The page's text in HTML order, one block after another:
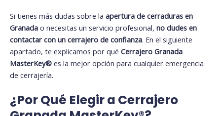
Si tienes más dudas sobre la apertura de cerraduras en
Granada o necesitas un servicio profesional, no dudes en
contactar con un cerrajero de confianza. En el siguiente
apartado, te explicamos por qué Cerrajero Granada
MasterKey®️ es la mejor opción para cualquier emergencia
de cerrajería.
¿Por Qué Elegir a Cerrajero